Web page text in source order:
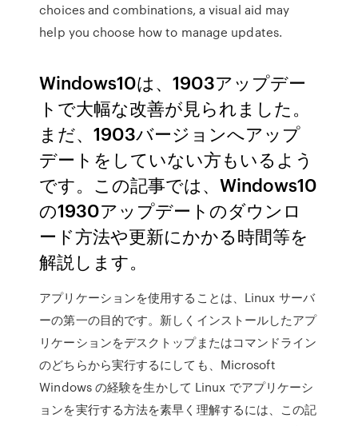
choices and combinations, a visual aid may
help you choose how to manage updates.
Windows10は、1903アップデー
トで大幅な改善が見られました。
まだ、1903バージョンへアップ
デートをしていない方もいるよう
です。この記事では、Windows10
の1930アップデートのダウンロ
ード方法や更新にかかる時間等を
解説します。
アプリケーションを使用することは、Linux サーバ
ーの第一の目的です。新しくインストールしたアプ
リケーションをデスクトップまたはコマンドライン
のどちらから実行するにしても、Microsoft
Windows の経験を生かして Linux でアプリケーシ
ョンを実行する方法を素早く理解するには、この記